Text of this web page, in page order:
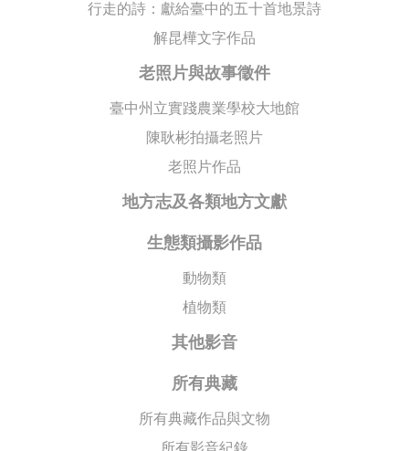
行走的詩：獻給臺中的五十首地景詩
解昆樺文字作品
老照片與故事徵件
臺中州立實踐農業學校大地館
陳耿彬拍攝老照片
老照片作品
地方志及各類地方文獻
生態類攝影作品
動物類
植物類
其他影音
所有典藏
所有典藏作品與文物